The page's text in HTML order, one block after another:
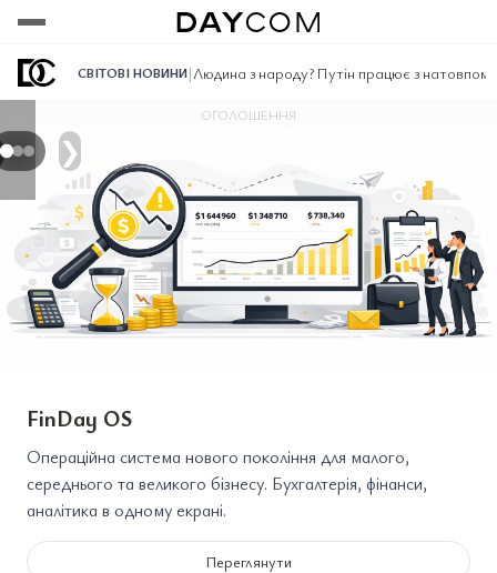
СВІТОВІ НОВИНИ|Людина з народу? Путін працює з натовпом
❯
ОГОЛОШЕННЯ
FinDay OS
Операційна система нового покоління для малого,
середнього та великого бізнесу. Бухгалтерія, фінанси,
аналітика в одному екрані.
Переглянути